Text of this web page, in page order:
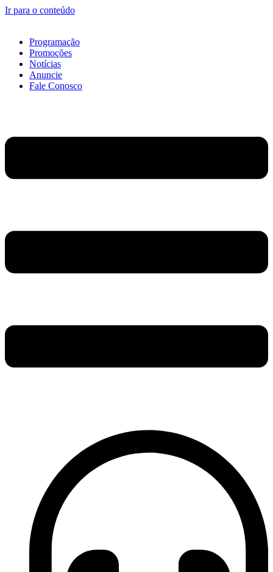
Ir para o conteúdo
Programação
Promoções
Notícias
Anuncie
Fale Conosco